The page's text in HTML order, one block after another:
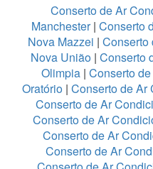
Conserto de Ar
Manchester| Conserto
Nova Mazzei | Conserto
Nova União | Conserto
Olimpia | Conserto
Oratório| Conserto de Ar
Conserto de Ar
Conserto de Ar
Conserto de Ar
Conserto de Ar